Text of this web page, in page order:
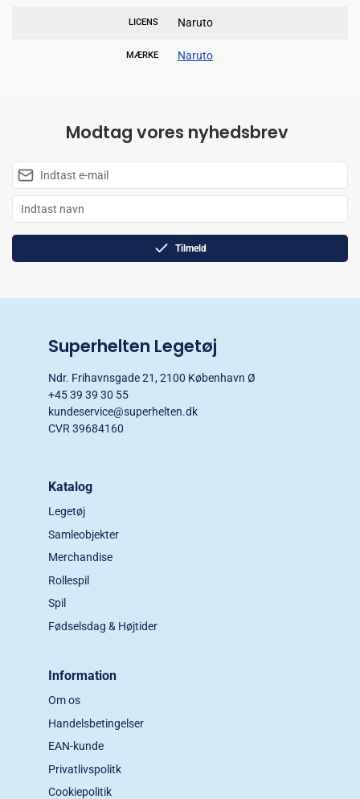
LICENS Naruto
MÆRKE Naruto
Modtag vores nyhedsbrev
Tilmeld
Superhelten Legetøj
Ndr. Frihavnsgade 21, 2100 København Ø
+45 39 39 30 55
kundeservice@superhelten.dk
CVR 39684160
Katalog
Legetøj
Samleobjekter
Merchandise
Rollespil
Spil
Fødselsdag & Højtider
Information
Om os
Handelsbetingelser
EAN-kunde
Privatlivspolitk
Cookiepolitik